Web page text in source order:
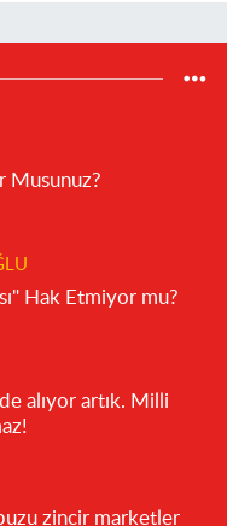
Musunuz?
Hak Etmiyor mu?
alıyor artık. Milli
zincir marketler